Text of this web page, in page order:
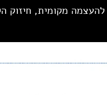
להעצמה מקומית, חיזוק